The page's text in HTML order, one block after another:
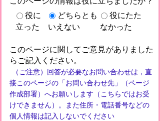
役に
立った
どちらとも
いえない
役にたた
なかった
このページに関してご意見がありました
らご記入ください。
（ご注意）回答が必要なお問い合わせは，直
接このページの「お問い合わせ先」（ページ
作成部署）へお願いします（こちらではお受
けできません）。また住所・電話番号などの
個人情報は記入しないでください